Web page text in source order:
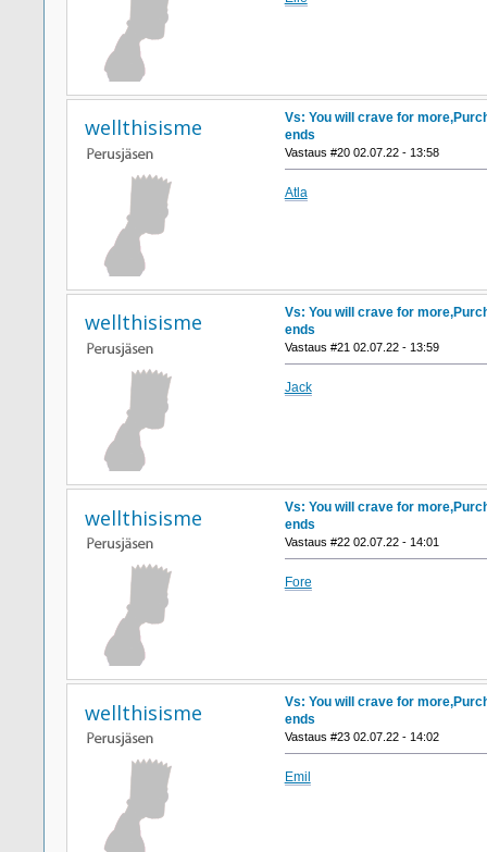
wellthisisme
Vs: You will crave for
ends
Vastaus #20 02.07.22 - 13:58
Atla
wellthisisme
Vs: You will crave for
ends
Vastaus #21 02.07.22 - 13:59
Jack
wellthisisme
Vs: You will crave for
ends
Vastaus #22 02.07.22 - 14:01
Fore
wellthisisme
Vs: You will crave for
ends
Vastaus #23 02.07.22 - 14:02
Emil